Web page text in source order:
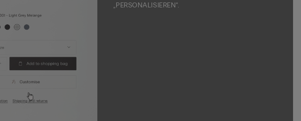
„PERSONALISIEREN“.